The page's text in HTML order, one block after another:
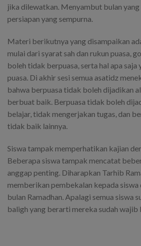
jika dilewatkan. Menyambut bulan yang
persiapan yang sempurna.
Materi berikutnya yang disampaikan
mulai dari syarat sah dan rukun puasa,
boleh tidak berpuasa, serta hal apa saja
puasa. Di akhir sesi semua asatidz
bahwa berpuasa tidak boleh dijadikan
berbuat baik. Berpuasa tidak boleh
belajar, tidak mengerjakan tugas, dan
tidak baik lainnya.
Siswa tampak memperhatikan kajian
Beberapa siswa tampak mencatat
anggap penting. Diharapkan Tarhib
memberikan pembekalan kepada
bulan Ramadhan. Apalagi semua siswa
baligh yang berarti mereka sudah wajib